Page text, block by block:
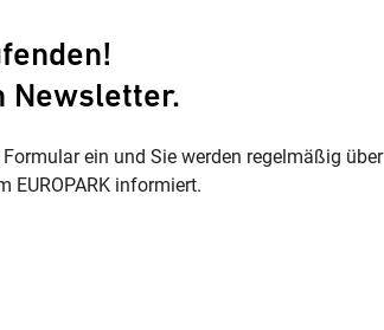
Newsletter.
ein und Sie werden regelmäßig über
EUROPARK informiert.